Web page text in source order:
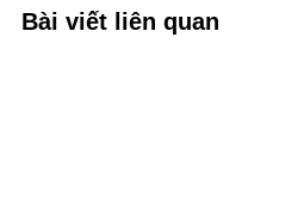
Bài viết liên quan